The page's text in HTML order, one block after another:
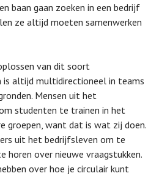
baan gaan zoeken in een bedrijf
ze altijd moeten samenwerken
van dit soort
is altijd multidirectioneel in teams
Mensen uit het
studenten te trainen in het
groepen, want dat is wat zij doen.
uit het bedrijfsleven om te
horen over nieuwe vraagstukken.
over hoe je circulair kunt